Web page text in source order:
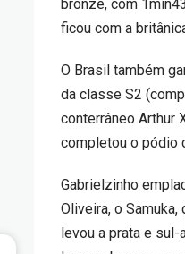
bronze, com
ficou com a
O Brasil também
da classe S2
conterrâneo Arthur
completou o pódio
Gabrielzinho
Oliveira, o
levou a prata e